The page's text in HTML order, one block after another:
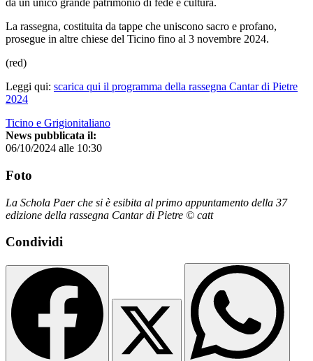
da un unico grande patrimonio di fede e cultura.
La rassegna, costituita da tappe che uniscono sacro e profano,
prosegue in altre chiese del Ticino fino al 3 novembre 2024.
(red)
Leggi qui: scarica qui il programma della rassegna Cantar di Pietre
2024
Ticino e Grigionitaliano
News pubblicata il:
06/10/2024 alle 10:30
Foto
La Schola Paer che si è esibita al primo appuntamento della 37
edizione della rassegna Cantar di Pietre © catt
Condividi